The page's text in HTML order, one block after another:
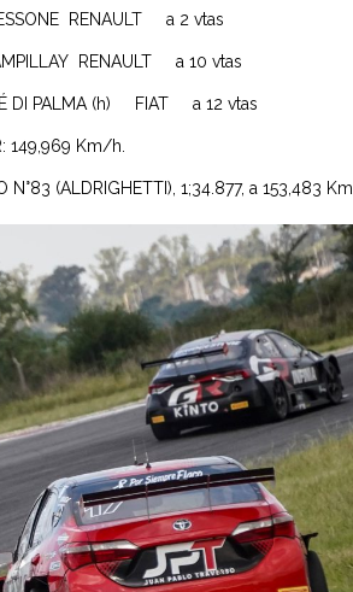
RENAULT a 2 vtas
RENAULT a 10 vtas
(h) FIAT a 12 vtas
149,969 Km/h.
N°83 (ALDRIGHETTI), 1;34.877, a 153,483